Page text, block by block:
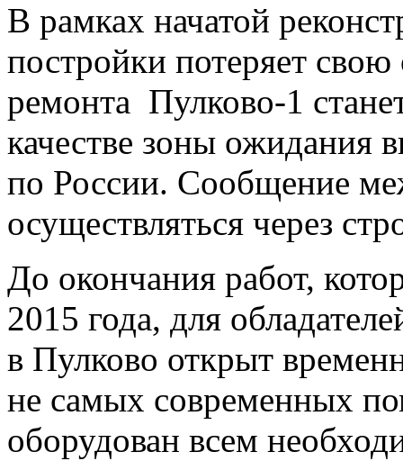
В рамках начатой
постройки потеряет
ремонта Пулково-1
качестве зоны ожидания
по России. Сообщение
осуществляться через
До окончания работ,
2015 года, для
в Пулково открыт
не самых современных
оборудован всем